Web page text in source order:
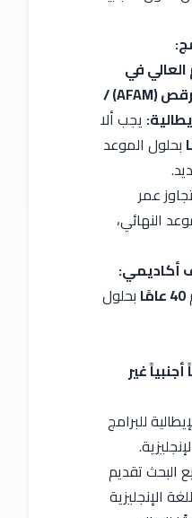
العالي في
الفنون والموسيقى والرقص (AFAM) /
يجب ألا
بحلول الموعد
عمر
النهائي،
أكاديمي:
40 عامًا
بحلول
أجنبياً غير
للبرامج
البحث تقديم
الإنجليزية